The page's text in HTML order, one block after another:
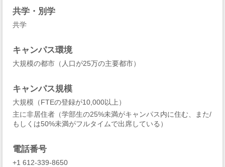
共学・別学
共学
キャンパス環境
大規模の都市（人口が25万の主要都市）
キャンパス規模
大規模（FTEの登録が10,000以上）
主に非居住者（学部生の25%未満がキャンパス内に住む、また/
もしくは50%未満がフルタイムで出席している）
電話番号
+1 612-339-8650